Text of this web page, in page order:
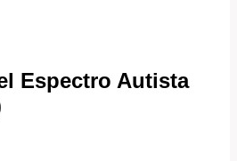
Espectro Autista